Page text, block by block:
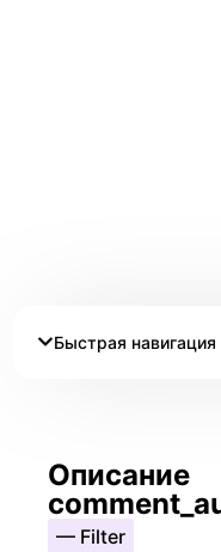
Быстрая навигация
Описание
— Filter